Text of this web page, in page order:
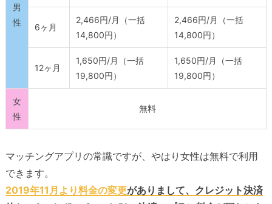
男
性
6ヶ月
2,466円/月（一括
14,800円）
2,466円/月（一括
14,800円）
12ヶ月
1,650円/月（一括
19,800円）
1,650円/月（一括
19,800円）
女
性
無料
マッチングアプリの常識ですが、やはり女性は無料で利用
できます。
2019年11月より料金の変更がありまして、クレジット決済